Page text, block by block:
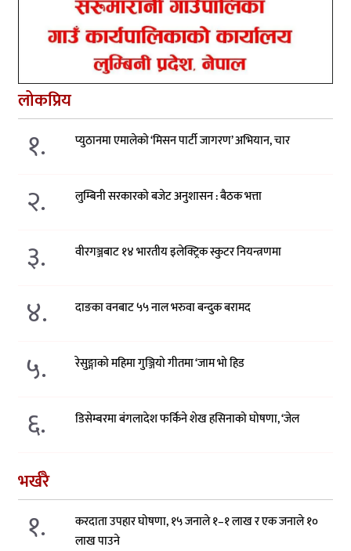
लोकप्रिय
१. प्युठानमा एमालेको ‘मिसन पार्टी जागरण’ अभियान, चार
२. लुम्बिनी सरकारको बजेट अनुशासन : बैठक भत्ता
३. वीरगञ्जबाट १४ भारतीय इलेक्ट्रिक स्कुटर नियन्त्रणमा
४. दाङका वनबाट ५५ नाल भरुवा बन्दुक बरामद
५. रेसुङ्गाको महिमा गुञ्जियो गीतमा ‘जाम भो हिड
६. डिसेम्बरमा बंगलादेश फर्किने शेख हसिनाको घोषणा, ‘जेल
भर्खरै
१.
करदाता उपहार घोषणा, १५ जनाले १–१ लाख र एक जनाले १०
लाख पाउने